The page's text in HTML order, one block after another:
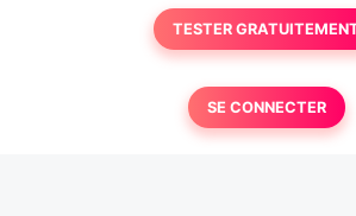
TESTER
SE CONNECTER